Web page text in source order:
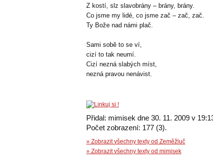
Z kostí, slz slavobrány – brány, brány.
Co jsme my lidé, co jsme zač – zač, zač.
Ty Bože nad námi plač.
Sami sobě to se ví,
cizí to tak neumí.
Cizí nezná slabých míst,
nezná pravou nenávist.
Přidal: mimisek dne 30. 11. 2009 v
Počet zobrazení: 177 (3).
» Zobrazit všechny texty od Zeměžluč
» Zobrazit všechny texty od mimisek